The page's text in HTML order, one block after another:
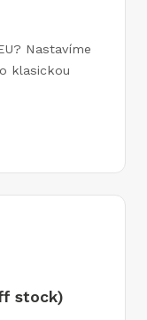
Nastavíme
klasickou
stock)